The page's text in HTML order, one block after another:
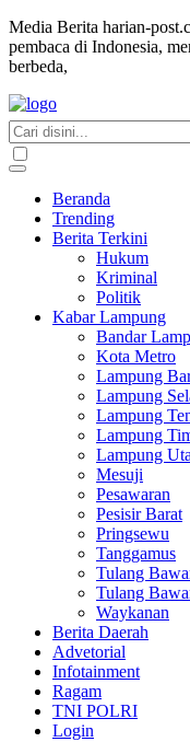
Media Berita harian-
pembaca di Indonesia,
berbeda,
Beranda
Trending
Berita Terkini
Hukum
Kriminal
Politik
Kabar Lampung
Bandar
Kota Metro
Lampung
Lampung
Lampung
Lampung
Lampung
Mesuji
Pesawaran
Pesisir Barat
Pringsewu
Tanggamus
Tulang
Tulang
Waykanan
Berita Daerah
Advetorial
Infotainment
Ragam
TNI POLRI
Login